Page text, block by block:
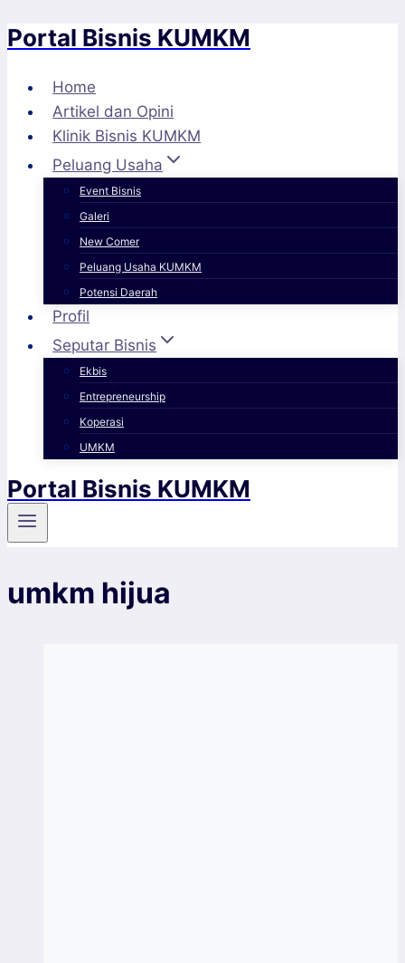
Skip
content
Portal Bisnis KUMKM
Home
Artikel dan Opini
Klinik Bisnis KUMKM
Peluang Usaha
Event Bisnis
Galeri
New Comer
Peluang Usaha KUMKM
Potensi Daerah
Profil
Seputar Bisnis
Ekbis
Entrepreneurship
Koperasi
UMKM
Portal Bisnis KUMKM
umkm hijua